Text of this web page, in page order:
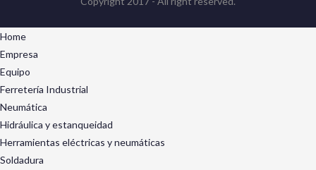
Home
Empresa
Equipo
Ferretería Industrial
Neumática
Hidráulica y estanqueidad
Herramientas eléctricas y neumáticas
Soldadura